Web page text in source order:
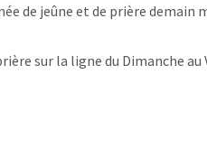
de jeûne et de prière demain
sur la ligne du Dimanche